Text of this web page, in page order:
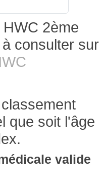
2ème
consulter sur
que soit l'âge
valide